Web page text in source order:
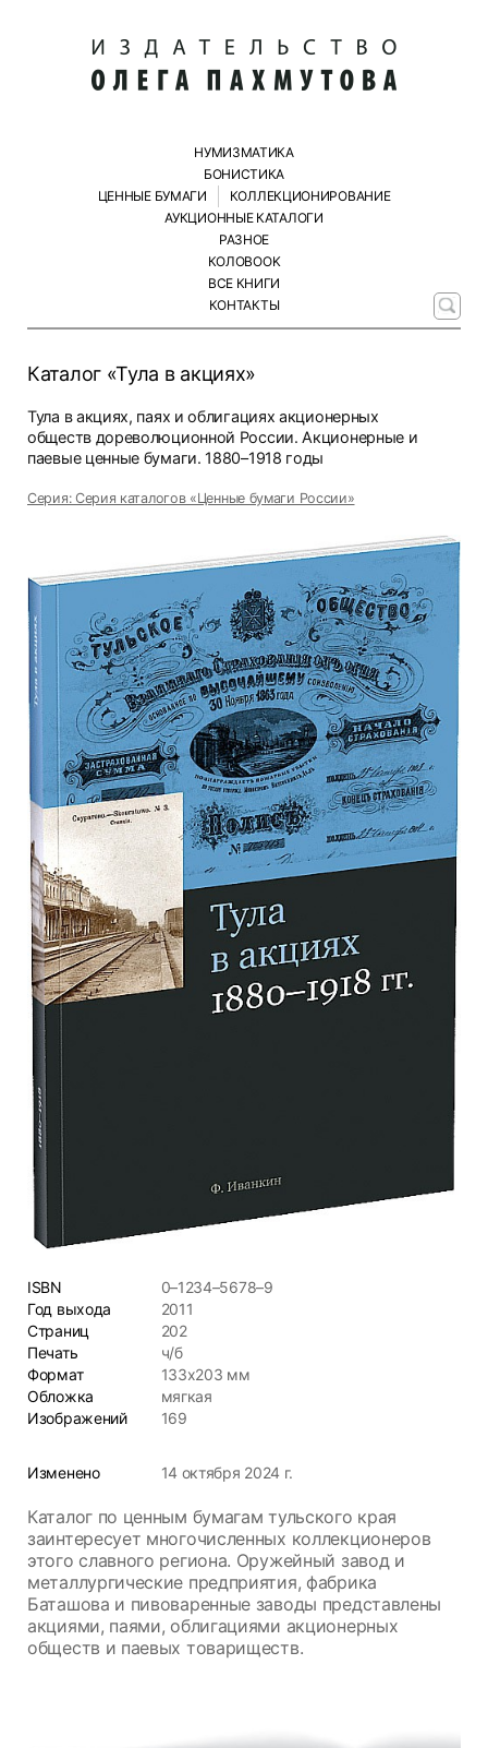
НУМИЗМАТИКА
БОНИСТИКА
ЦЕННЫЕ БУМАГИ
КОЛЛЕКЦИОНИРОВАНИЕ
АУКЦИОННЫЕ КАТАЛОГИ
РАЗНОЕ
КОЛОBOOK
ВСЕ КНИГИ
КОНТАКТЫ
Каталог «Тула в акциях»
Тула в акциях, паях и облигациях акционерных
обществ дореволюционной России. Акционерные и
паевые ценные бумаги. 1880–1918 годы
Серия: Серия каталогов «Ценные бумаги России»
ISBN
0–1234–5678–9
Год выхода
2011
Страниц
202
Печать
ч/б
Формат
133х203 мм
Обложка
мягкая
Изображений
169
Изменено 14 октября 2024 г.
Каталог по ценным бумагам тульского края
заинтересует многочисленных коллекционеров
этого славного региона. Оружейный завод и
металлургические предприятия, фабрика
Баташова и пивоваренные заводы представлены
акциями, паями, облигациями акционерных
обществ и паевых товариществ.